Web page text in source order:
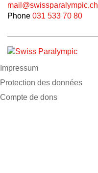
mail@swissparalympic.ch
Phone 031 533 70 80
Impressum
Protection des données
Compte de dons